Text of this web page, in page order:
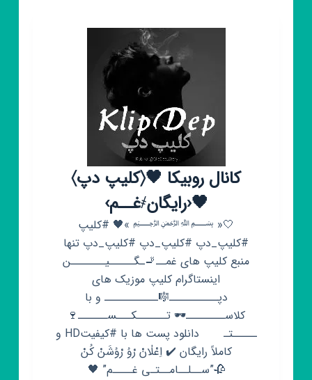
کانال روبیکا 🖤‌〈کلیپ دپ〉
🖤‹رایگان҂غــم›
🤍« ﷽ »🖤 #کلیپ
#کلیپ_دپ #کلیپ_دپ #کلیپ_دپ تنها
منبع کلیپ های غمــ🚬ـگـــــیـــــــن
اینستاگرام کلیپ موزیک های
دپــــــــــ🎼ـــــــــــ و با
کلاســــــــ🕶 تــــــکـــســــــ🍷
ـــــتـ دانلود پست ها با #کیفیتHD و
کاملاً رایگان ✔️ اِعْلٰانْ رْوُ رْوُشَنْ کُنْ
🥀”ســلــامــتـی غــــم” 🖤